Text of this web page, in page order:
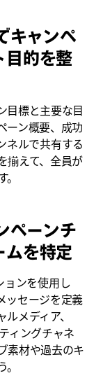
キャンペ
目的を整
目標と主要な目
ーン概要、成功
ネルで共有する
揃えて、全員が
ペーンチ
ムを特定
ョンを使用し
ッセージを定義
メディア、
ィングチャネ
素材や過去のキ